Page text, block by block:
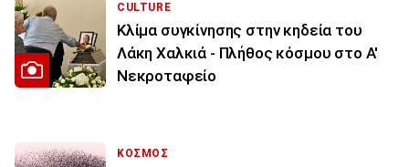
CULTURE
Κλίμα συγκίνησης στην κηδεία του
Λάκη Χαλκιά - Πλήθος κόσμου στο Α'
Νεκροταφείο
ΚΟΣΜΟΣ